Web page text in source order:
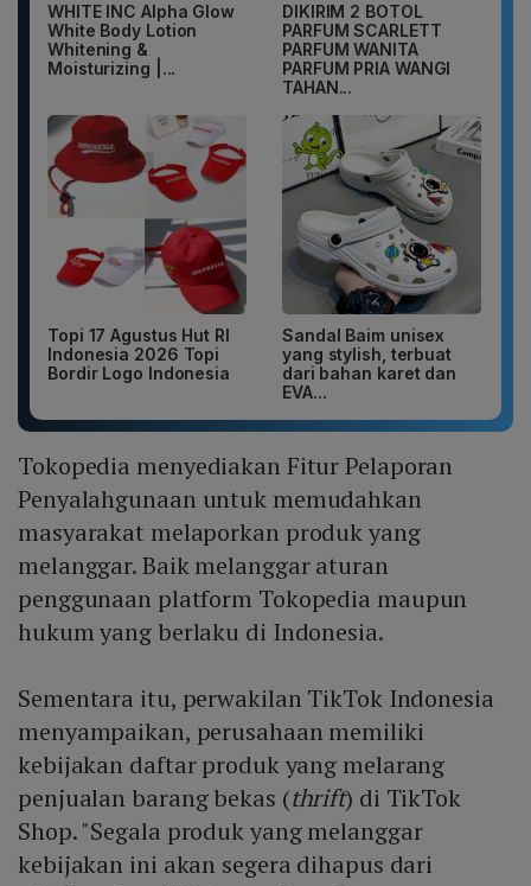
WHITE INC Alpha Glow
White Body Lotion
Whitening &
Moisturizing |...
DIKIRIM 2 BOTOL
PARFUM SCARLETT
PARFUM WANITA
PARFUM PRIA WANGI
TAHAN...
Topi 17 Agustus Hut RI
Indonesia 2026 Topi
Bordir Logo Indonesia
Sandal Baim unisex
yang stylish, terbuat
dari bahan karet dan
EVA...
Tokopedia menyediakan Fitur Pelaporan
Penyalahgunaan untuk memudahkan
masyarakat melaporkan produk yang
melanggar. Baik melanggar aturan
penggunaan platform Tokopedia maupun
hukum yang berlaku di Indonesia.
Sementara itu, perwakilan TikTok Indonesia
menyampaikan, perusahaan memiliki
kebijakan daftar produk yang melarang
penjualan barang bekas (thrift) di TikTok
Shop. "Segala produk yang melanggar
kebijakan ini akan segera dihapus dari